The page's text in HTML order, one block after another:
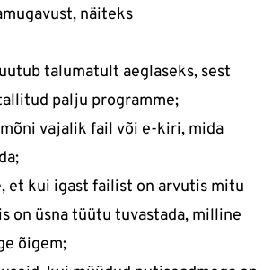
näiteks
talumatult aeglaseks, sest
palju programme;
vajalik fail või e-kiri, mida
et kui igast failist on arvutis mitu
on üsna tüütu tuvastada, milline
õigem;